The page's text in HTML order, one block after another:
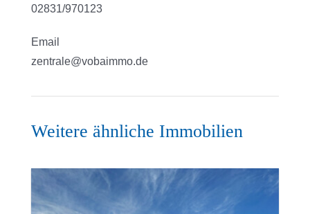
02831/970123
Email
zentrale@vobaimmo.de
Weitere ähnliche Immobilien